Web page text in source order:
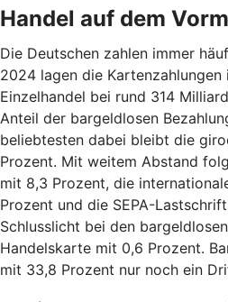
Handel auf dem
Die Deutschen zahlen immer
2024 lagen die Kartenzahlungen
Einzelhandel bei rund 314
Anteil der bargeldlosen
beliebtesten dabei bleibt die
Prozent. Mit weitem Abstand
mit 8,3 Prozent, die
Prozent und die SEPA-
Schlusslicht bei den
Handelskarte mit 0,6 Prozent.
mit 33,8 Prozent nur noch ein